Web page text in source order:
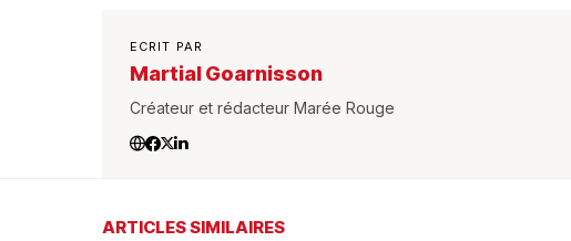
ECRIT PAR
Martial Goarnisson
Créateur et rédacteur Marée Rouge
ARTICLES SIMILAIRES